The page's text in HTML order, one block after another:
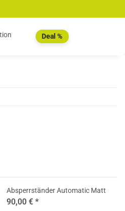
Deal %
Absperrständer Automatic Matt
90,00 € *